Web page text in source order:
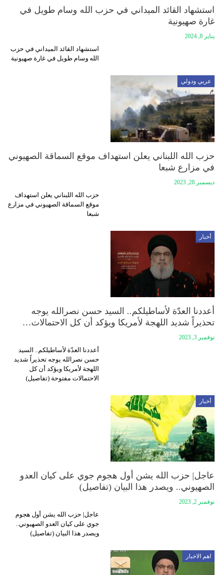
استشهاد القائد الميداني في حزب الله وسام طويل في
غارة صهيونية
يناير 8, 2024
استشهاد القائد الميداني في حزب
الله وسام طويل في غارة صهيونية
عربي ودولي
حزب الله اللبناني يعلن استهداف موقع السماقة الصهيوني
في مزارع شبعا
ديسمبر 28, 2023
حزب الله اللبناني يعلن استهداف
موقع السماقة الصهيوني في مزارع
شبعا
أخبار
أعددنا العدّة لأساطيلكم.. السيد حسن نصرالله يوجه
تحذيراً شديد اللهجة لأمريكا ويؤكد أن كل الاحتمالات…
نوفمبر 3, 2023
أعددنا العدّة لأساطيلكم.. السيد
حسن نصرالله يوجه تحذيراً شديد
اللهجة لأمريكا ويؤكد أن كل
الاحتمالات مفتوحة (تفاصيل)
أخبار
عاجل| حزب الله يشن أول هجوم جوي على كيان العدو
الصهيوني.. ويصدر هذا البيان (تفاصيل)
نوفمبر 2, 2023
عاجل| حزب الله يشن أول هجوم
جوي على كيان العدو الصهيوني..
ويصدر هذا البيان (تفاصيل)
اهم الاخبار